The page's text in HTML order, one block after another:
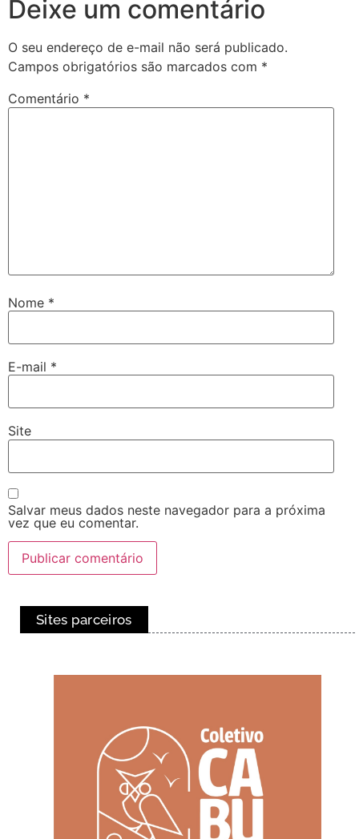
Deixe um comentário
O seu endereço de e-mail não será publicado.
Campos obrigatórios são marcados com *
Comentário *
Nome *
E-mail *
Site
Salvar meus dados neste navegador para a próxima
vez que eu comentar.
Sites parceiros